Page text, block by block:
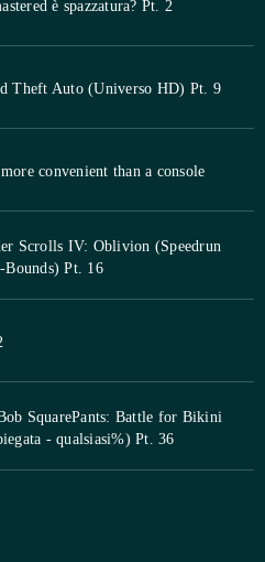
è spazzatura? Pt. 2
Theft Auto (Universo HD) Pt. 9
convenient than a console
Scrolls IV: Oblivion (Speedrun
Bounds) Pt. 16
SquarePants: Battle for Bikini
- qualsiasi%) Pt. 36